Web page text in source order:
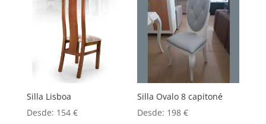
Silla Lisboa
Desde: 154 €
Silla Ovalo 8 capitoné
Desde: 198€